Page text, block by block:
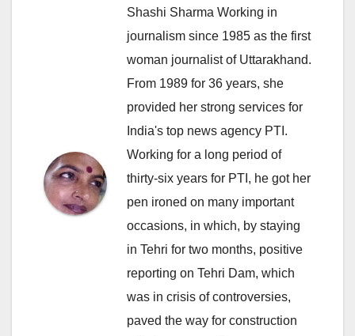
Shashi Sharma Working in
journalism since 1985 as the first
woman journalist of Uttarakhand.
From 1989 for 36 years, she
provided her strong services for
India's top news agency PTI.
Working for a long period of
thirty-six years for PTI, he got her
pen ironed on many important
occasions, in which, by staying
in Tehri for two months, positive
reporting on Tehri Dam, which
was in crisis of controversies,
paved the way for construction